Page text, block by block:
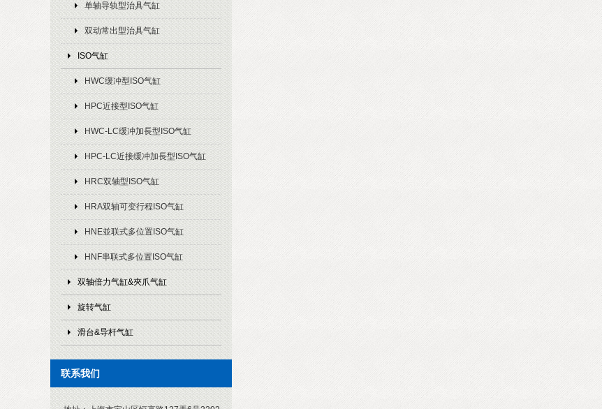
单轴导轨型治具气缸
双动常出型治具气缸
ISO气缸
HWC缓冲型ISO气缸
HPC近接型ISO气缸
HWC-LC缓冲加長型ISO气缸
HPC-LC近接缓冲加長型ISO气缸
HRC双轴型ISO气缸
HRA双轴可变行程ISO气缸
HNE並联式多位置ISO气缸
HNF串联式多位置ISO气缸
双轴倍力气缸&夾爪气缸
旋转气缸
滑台&导杆气缸
联系我们